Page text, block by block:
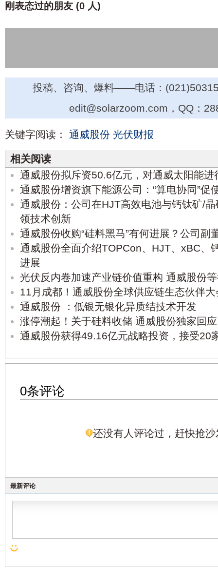
刚表态过的朋友 (0 人)
投稿、咨询、爆料——电话：
edit@solarzoom.com，QQ：
关键字阅读： 通威股份 光伏财报
相关阅读
通威股份拟斥资50.6亿元，对通威太阳能进
通威股份增资旗下能源公司：“算电协同”促
通威股份：公司在HJT高效电池与钙钛矿/
领技术创新
通威股份收购“硅料黑马”有何进展？公司副
通威股份全面介绍TOPCon、HJT、xBC、
进展
光伏反内卷加速产业链价值重构 通威股份
11月成都！通威股份全球供应链生态伙伴
通威股份 ：低银无银化异质结技术开发
涨停潮起！关于硅料收储 通威股份独家回
通威股份获得49.16亿元战略投资，接受20
0条评论
还没有人评论过，赶快抢沙
最新评论